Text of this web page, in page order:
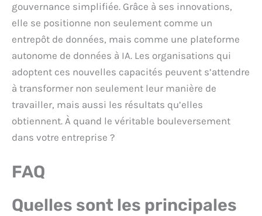
gouvernance simplifiée. Grâce à ses innovations,
elle se positionne non seulement comme un
entrepôt de données, mais comme une plateforme
autonome de données à IA. Les organisations qui
adoptent ces nouvelles capacités peuvent s’attendre
à transformer non seulement leur manière de
travailler, mais aussi les résultats qu’elles
obtiennent. À quand le véritable bouleversement
dans votre entreprise ?
FAQ
Quelles sont les principales